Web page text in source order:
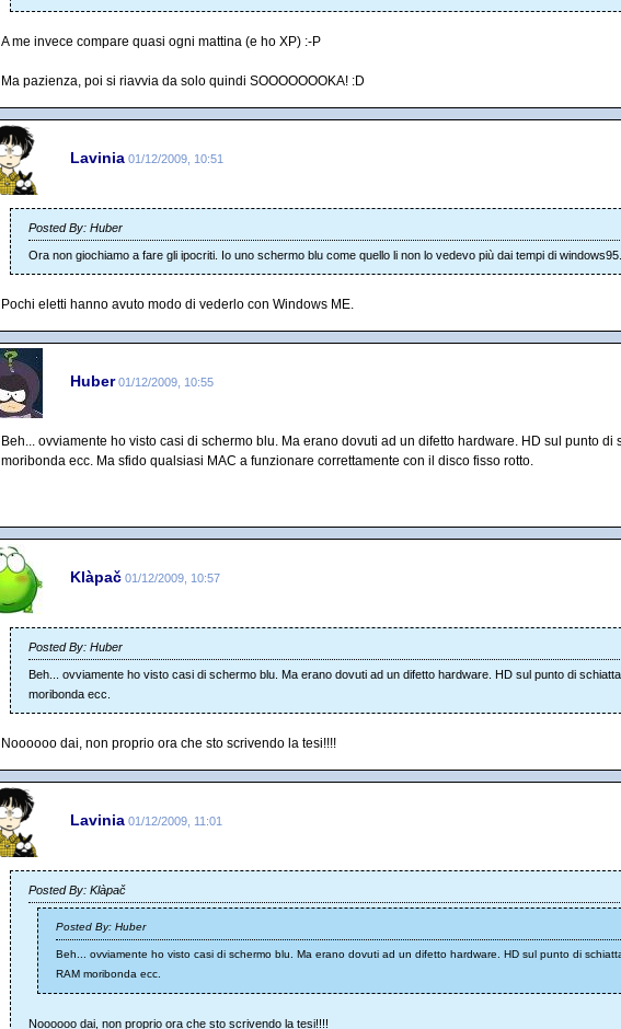
A me invece compare quasi ogni mattina (e ho XP) :-P
Ma pazienza, poi si riavvia da solo quindi SOOOOOOOKA! :D
Lavinia 01/12/2009, 10:51
Posted By: Huber
Ora non giochiamo a fare gli ipocriti. Io uno schermo blu come quello li non lo vedevo più dai tempi di windows95...
Pochi eletti hanno avuto modo di vederlo con Windows ME.
Huber 01/12/2009, 10:55
Beh... ovviamente ho visto casi di schermo blu. Ma erano dovuti ad un difetto hardware. HD sul punto di
moribonda ecc. Ma sfido qualsiasi MAC a funzionare correttamente con il disco fisso rotto.
Klàpač 01/12/2009, 10:57
Posted By: Huber
Beh... ovviamente ho visto casi di schermo blu. Ma erano dovuti ad un difetto hardware. HD sul punto di
moribonda ecc.
Noooooo dai, non proprio ora che sto scrivendo la tesi!!!!
Lavinia 01/12/2009, 11:01
Posted By: Klàpač
Posted By: Huber
Beh... ovviamente ho visto casi di schermo blu. Ma erano dovuti ad un difetto hardware. HD sul punto di
RAM moribonda ecc.
Noooooo dai, non proprio ora che sto scrivendo la tesi!!!!